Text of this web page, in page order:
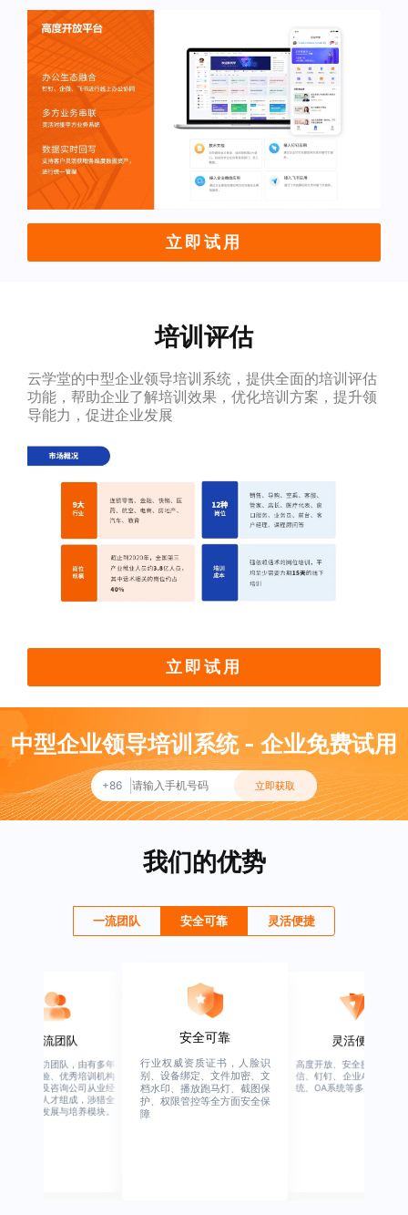
立即试用
培训评估
云学堂的中型企业领导培训系统，提供全面的培训评估
功能，帮助企业了解培训效果，优化培训方案，提升领
导能力，促进企业发展
立即试用
中型企业领导培训系统 - 企业免费试用
+86 立即获取
我们的优势
一流团队 安全可靠 灵活便捷
一流团队
星客户成功团队，由有多年
业从业经验、优秀培训机构
业经验，及咨询公司从业经
的全行业人才组成，涉猎全
业的人才发展与培养模块。
安全可靠
行业权威资质证书，人脸识
别、设备绑定、文件加密、文
档水印、播放跑马灯、截图保
护、权限管控等全方面安全保
障
灵活便捷
高度开放、安全接口、支持
信、钉钉、企业APP、HER
统、OA系统等多系统集成